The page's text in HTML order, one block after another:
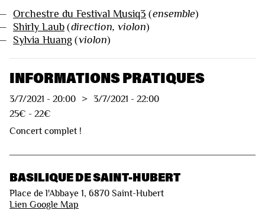
Orchestre du Festival Musiq3 (ensemble)
Shirly Laub (direction, violon)
Sylvia Huang (violon)
INFORMATIONS PRATIQUES
3/7/2021 - 20:00 > 3/7/2021 - 22:00
25€ - 22€
Concert complet !
BASILIQUE DE SAINT-HUBERT
Place de l'Abbaye 1, 6870 Saint-Hubert
Lien Google Map